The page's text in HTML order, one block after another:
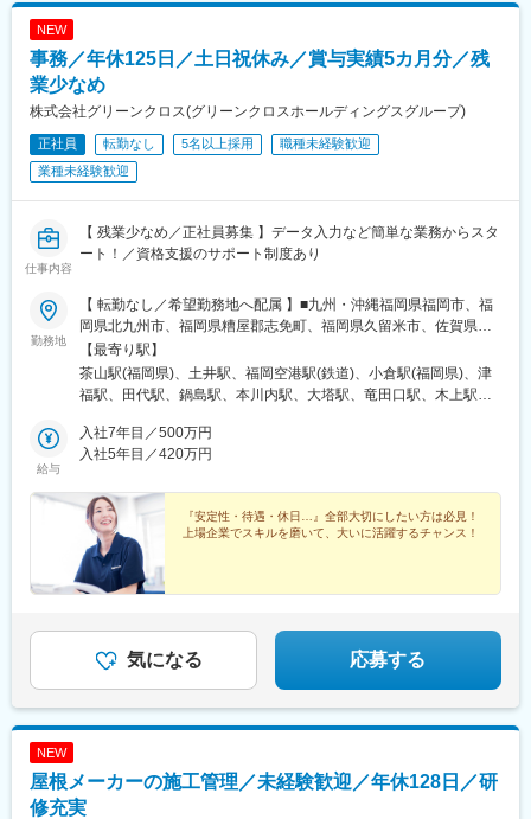
酒々井駅、新津田沼駅、成田駅、京成千葉駅、稲毛海岸駅、幕張
豊砂駅、南船橋駅、船橋駅、柏の葉キャンパス駅、逆井駅、南柏
駅、新浦安駅、地区センター駅、ちはら台駅、木更津駅、宇野辺
駅、忍ケ丘駅、大日駅、河内天美駅、大阪難波駅、近鉄日本橋
駅、大阪梅田駅(阪急線)、大阪駅、近鉄八尾駅、和泉中央駅、滝尾
駅、明治神宮前駅、渋谷駅、飯田橋駅、有楽町駅、京成上野駅、
大森海岸駅、銀座一丁目駅、市場前駅、玉川上水駅、武蔵小山
砂町駅、東京テレポート駅、新橋駅、新宿三丁目駅、新宿駅(東京
メトロ)、秋葉原駅、大手町駅(東京都)、秋津駅、高幡不動駅、豊
田駅、吉祥寺駅、後楽園駅、池袋駅、錦糸町駅、立川北駅、北千
住駅、佐野市駅、氏家駅、宇都宮大学陽東キャンパス駅、江曽島
駅、石動駅、西鉄久留米駅、大保駅、天拝山駅、東中間駅、唐人
町駅、西鉄福岡駅、竹下駅、福間駅、折尾駅、スペースワールド
駅、大牟田駅、大橋駅(福岡県)、博多駅、戸畑駅、小倉駅(福岡
県)、郡山駅(福島県)、伊達駅、別府駅(兵庫県)、西神中央駅、神戸
三宮駅(阪神)、甲子園駅、仁川駅、学園都市駅、ハーバーランド
古島駅、おもろまち駅、木曽川駅、栄生駅、栄町駅(愛知県)、名古
屋駅、東海通駅、西高蔵駅、大須観音駅、岡山駅前駅、京都駅、
水道町駅、熊本駅前駅、東飯能駅、南四日市駅、鹿児島中央駅、
綱島駅、新高島駅、下飯田駅、馬車道駅、海老名駅(相模線)、横須
賀駅、茅ケ崎駅、溝の口駅、川崎駅、石上駅、新静岡駅、新浜松
(地下鉄)、高槻市駅、日本橋駅(大阪府)、梅田駅(地下鉄)、西梅田
駅、長崎駅前駅、虎ノ門駅、原宿駅、神泉駅、牛込神楽坂駅、銀
座駅、上野駅、大森駅(東京都)、桜街道駅、西小山駅、赤羽岩淵
新宿西口駅、岩本町駅、東京駅、新秋津駅、程久保駅、春日駅(東
寿川駅、神戸駅(兵庫県)、赤嶺駅、名鉄名古屋駅、矢場町駅、西川
緑道公園駅、九条駅(京都府)、熊本城・市役所前駅、二本木口駅、
NEW
事務／年休125日／土日祝休み／賞与実績5カ月分／残
業少なめ
株式会社グリーンクロス(グリーンクロスホールディングスグループ)
正社員 転勤なし 5名以上採用
職種未経験歓迎
業種未経験歓迎
仕事内容
【 残業少なめ／正社員募集 】データ入力など簡単な業務からスタ
ート！／資格支援のサポート制度あり
勤務地
【 転勤なし／希望勤務地へ配属 】■九州・沖縄福岡県福岡市、福
岡県北九州市、福岡県糟屋郡志免町、福岡県久留米市、佐賀県佐
賀市、佐賀県鳥栖市、長崎県西彼杵郡長与町、長崎県佐世保市、
熊本県熊本市、熊本県球磨郡あさぎり町、大分県大分市、宮崎県
宮崎市、鹿児島県鹿児島市、鹿児島県鹿屋市、沖縄県浦添市、沖
広島県広島市、広島県福山市、岡山県岡山市、鳥取県鳥取市、鳥
取県境港市、島根県松江市 ■四国愛媛県松山市、香川県高松市、
市市、静岡県静岡市、静岡県浜松市、岐阜県羽島市 ■関西大阪府
大阪市、大阪府堺市、兵庫県神戸市、兵庫県姫路市、奈良県奈良
市、京都府京都市 ■関東東京都中央区、埼玉県川口市、埼玉県久
喜市、埼玉県さいたま市、神奈川県横浜市、神奈川県相模原市、
千葉県千葉市 ■東北宮城県仙台市、宮城県登米市、宮城県石巻
【最寄り駅】
茶山駅(福岡県)、土井駅、福岡空港駅(鉄道)、小倉駅(福岡県)、津
福駅、田代駅、鍋島駅、本川内駅、大塔駅、竜田口駅、木上駅、
西駅、新山口駅、岩国駅、幡生駅、梅林駅(広島県)、福山駅、東
山・おかでんミュージアム駅、鳥取駅、高松町駅、朝日ケ丘駅、
県)、阿倉川駅、古庄駅、天竜川駅、南宿駅、鶴橋駅、鳳駅、医療
センター駅、英賀保駅、帯解駅、竹田駅(京都府)、東日本橋駅、鷲
宮駅、鉄道博物館駅、鳩ケ谷駅、大倉山駅(神奈川県)、南橋本駅、
本千葉駅、南仙台駅、陸前豊里駅、蛇田駅、北山形駅、郡山富田
駅、木太東口駅、千種駅、桃谷駅、計算科学センター駅、伏見駅
給与
入社7年目／500万円
入社5年目／420万円
『安定性・待遇・休日…』全部大切にしたい方は必見！
上場企業でスキルを磨いて、大いに活躍するチャンス！
気になる 応募する
NEW
屋根メーカーの施工管理／未経験歓迎／年休128日／研
修充実